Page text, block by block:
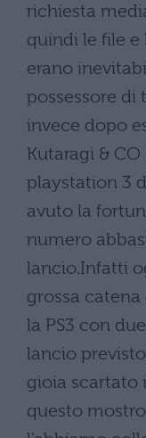
richiesta
quindi le file
erano
possessore di
invece dopo
Kutaragi &
playstation 3
avuto la
numero
lancio.Infatti
grossa
la PS3 con
lancio
gioia scartato
questo